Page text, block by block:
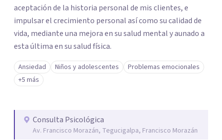
aceptación de la historia personal de mis clientes, e
impulsar el crecimiento personal así como su calidad de
vida, mediante una mejora en su salud mental y aunado a
esta última en su salud física.
Ansiedad Niños y adolescentes
Problemas emocionales
+5 más
Consulta Psicológica
Av. Francisco Morazán, Tegucigalpa, Francisco Morazán